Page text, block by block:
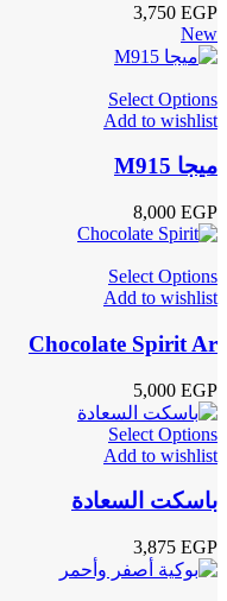
3,750 EGP
New
Select Options
Add to wishlist
ميجا M915
8,000 EGP
Select Options
Add to wishlist
Chocolate Spirit Ar
5,000 EGP
Select Options
Add to wishlist
باسكت السعادة
3,875 EGP